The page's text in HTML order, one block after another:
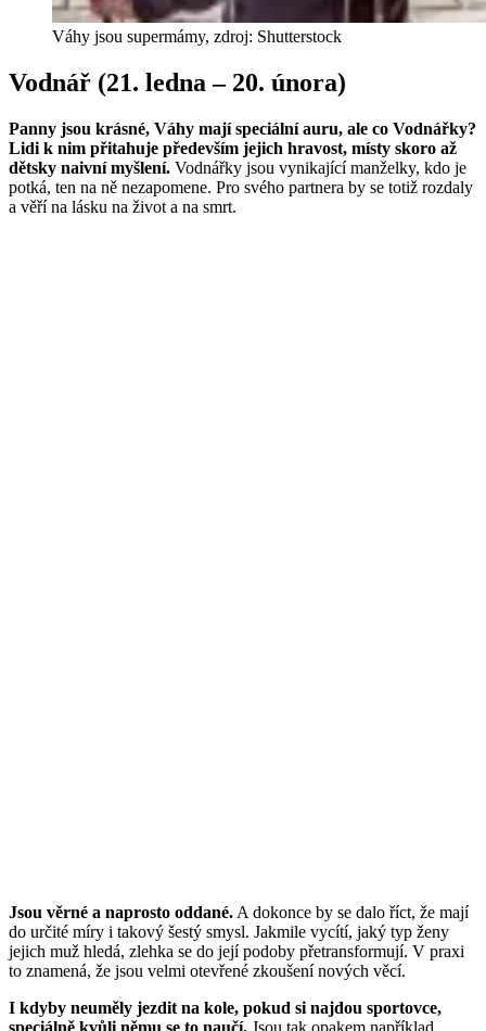
Váhy jsou supermámy, zdroj: Shutterstock
Vodnář (21. ledna – 20. února)
Panny jsou krásné, Váhy mají speciální auru, ale co Vodnářky?
Lidi k nim přitahuje především jejich hravost, místy skoro až
dětsky naivní myšlení. Vodnářky jsou vynikající manželky, kdo je
potká, ten na ně nezapomene. Pro svého partnera by se totiž rozdaly
a věří na lásku na život a na smrt.
Jsou věrné a naprosto oddané. A dokonce by se dalo říct, že mají
do určité míry i takový šestý smysl. Jakmile vycítí, jaký typ ženy
jejich muž hledá, zlehka se do její podoby přetransformují. V praxi
to znamená, že jsou velmi otevřené zkoušení nových věcí.
I kdyby neuměly jezdit na kole, pokud si najdou sportovce,